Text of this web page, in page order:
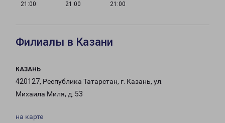
21:00
21:00
21:00
Филиалы в Казани
КАЗАНЬ
420127, Республика Татарстан, г. Казань, ул.
Михаила Миля, д. 53
на карте